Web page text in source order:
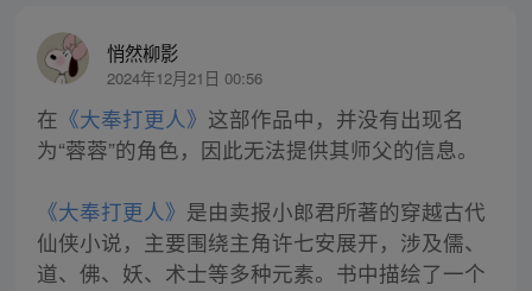
悄然柳影
2024年12月21日 00:56
在 《大奉打更人》 这部作品中，并没有出现名
为“蓉蓉”的角色，因此无法提供其师父的信息。
《大奉打更人》 是由卖报小郎君所著的穿越古代
仙侠小说，主要围绕主角许七安展开，涉及儒、
道、佛、妖、术士等多种元素。书中描绘了一个